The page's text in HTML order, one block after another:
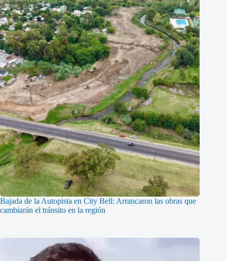
Bajada de la Autopista en City Bell: Arrancaron las obras que
cambiarán el tránsito en la región